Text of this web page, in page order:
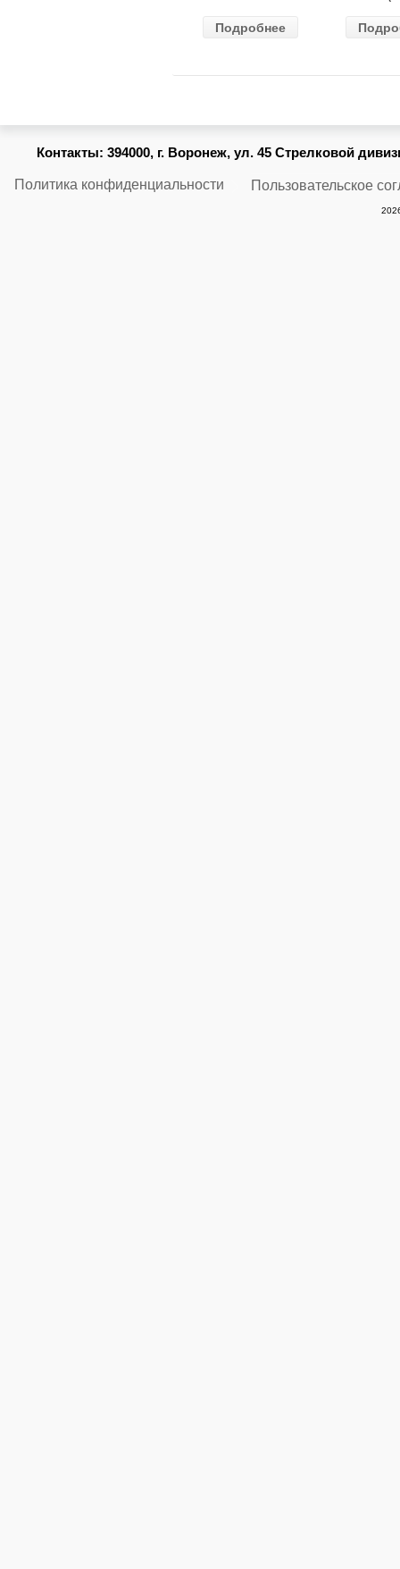
(MANN) W
Подробнее
Контакты: 394000, г. Воронеж, ул. 45 Стрелковой
Политика конфиденциальности Пользовательское